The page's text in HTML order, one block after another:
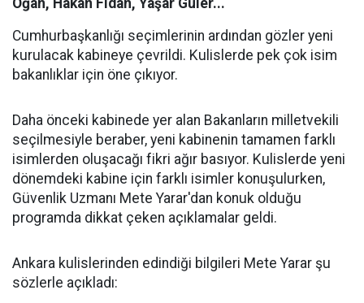
Oğan, Hakan Fidan, Yaşar Güler...
Cumhurbaşkanlığı seçimlerinin ardından gözler yeni
kurulacak kabineye çevrildi. Kulislerde pek çok isim
bakanlıklar için öne çıkıyor.
Daha önceki kabinede yer alan Bakanların milletvekili
seçilmesiyle beraber, yeni kabinenin tamamen farklı
isimlerden oluşacağı fikri ağır basıyor. Kulislerde yeni
dönemdeki kabine için farklı isimler konuşulurken,
Güvenlik Uzmanı Mete Yarar'dan konuk olduğu
programda dikkat çeken açıklamalar geldi.
Ankara kulislerinden edindiği bilgileri Mete Yarar şu
sözlerle açıkladı: